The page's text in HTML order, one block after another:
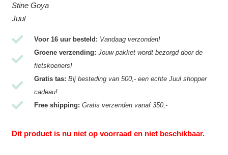
Stine Goya
Juul
Voor 16 uur besteld: Vandaag verzonden!
Groene verzending: Jouw pakket wordt bezorgd door de
fietskoeriers!
Gratis tas: Bij besteding van 500,- een echte Juul shopper
cadeau!
Free shipping: Gratis verzenden vanaf 350,-
Dit product is nu niet op voorraad en niet beschikbaar.